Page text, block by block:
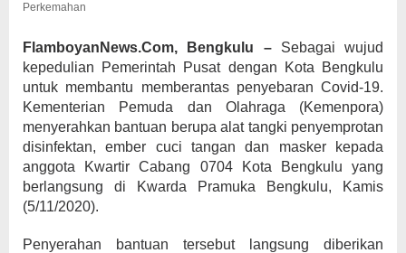
Perkemahan
FlamboyanNews.Com, Bengkulu –Sebagai wujud
kepedulian Pemerintah Pusat dengan Kota Bengkulu
untuk membantu memberantas penyebaran Covid-19.
Kementerian Pemuda dan Olahraga (Kemenpora)
menyerahkan bantuan berupa alat tangki penyemprotan
disinfektan, ember cuci tangan dan masker kepada
anggota Kwartir Cabang 0704 Kota Bengkulu yang
berlangsung di Kwarda Pramuka Bengkulu, Kamis
(5/11/2020).
Penyerahan bantuan tersebut langsung diberikan